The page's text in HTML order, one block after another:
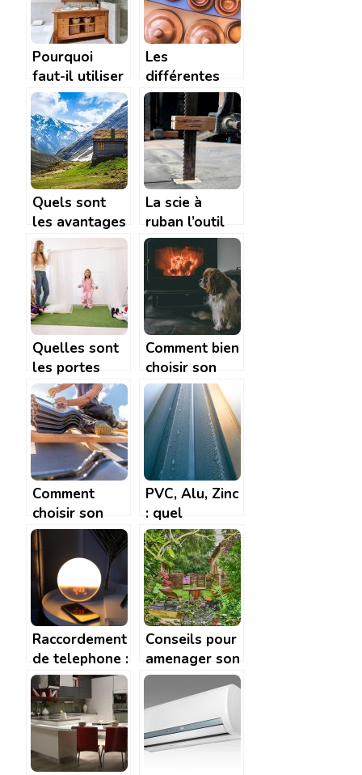
Pourquoi
faut-il utiliser
le bois pour
construire une
salle de bain?
Les
différentes
étapes pour
organiser une
exposition
artisanale
Quels sont
les avantages
et
inconvénients
d’une maison
en bois ?
La scie à
ruban l’outil
indispensable
pour travailler
le bois
Quelles sont
les portes
idéales pour
aménager
votre crèche?
Comment bien
choisir son
poêle à
granulé?
Comment
choisir son
couvreur et
que faut-il lui
demander ?
PVC, Alu, Zinc
: quel
materiau pour
les gouttieres
? | Tendance
Travaux
Raccordement
de telephone :
comment faire
? A quel prix ?
Conseils pour
amenager son
jardin